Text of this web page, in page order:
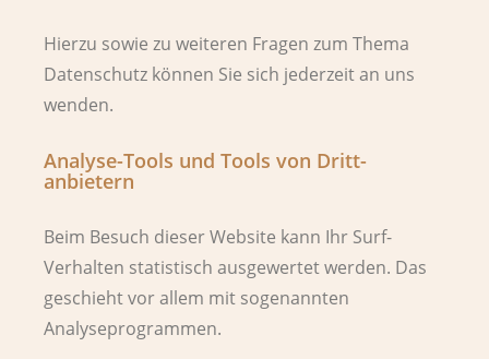
Hierzu sowie zu weiteren Fragen zum Thema
Datenschutz können Sie sich jederzeit an uns
wenden.
Analyse-Tools und Tools von Dritt­
anbietern
Beim Besuch dieser Website kann Ihr Surf-
Verhalten statistisch ausgewertet werden. Das
geschieht vor allem mit sogenannten
Analyseprogrammen.